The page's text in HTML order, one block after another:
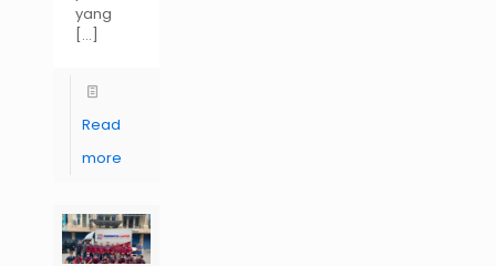
yang
[…]
Read
more